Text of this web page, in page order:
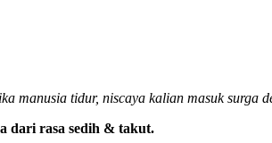
manusia tidur, niscaya kalian masuk surga
dari rasa sedih & takut.